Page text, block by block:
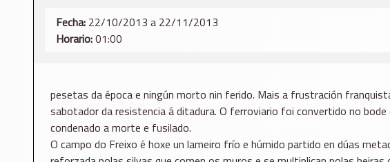
Fecha: 22/10/2013 a 22/11/2013
Horario:01:00
pesetas da época e ningún morto nin ferido. Mais a frustración
sabotador da resistencia á ditadura. O ferroviario foi convertido no
condenado a morte e fusilado.
O campo do Freixo é hoxe un lameiro frío e húmido partido en dúas